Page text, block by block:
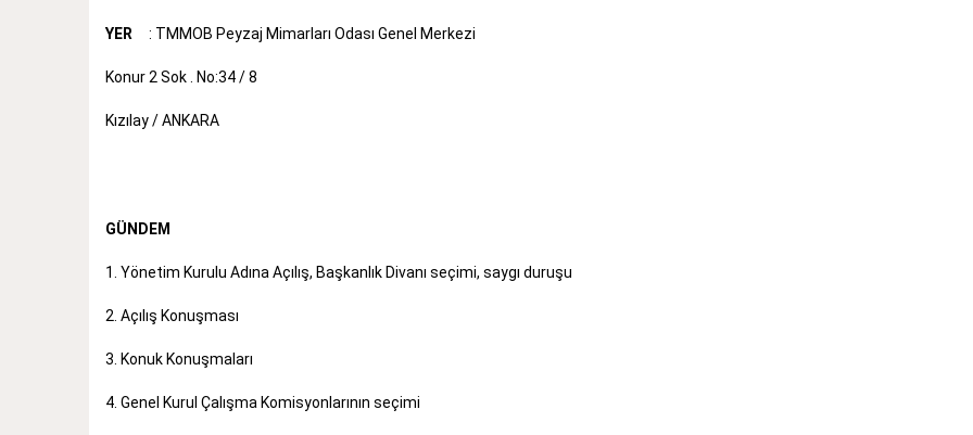
YER : TMMOB Peyzaj Mimarları Odası Genel Merkezi
Konur 2 Sok . No:34 / 8
Kızılay / ANKARA
GÜNDEM
1. Yönetim Kurulu Adına Açılış, Başkanlık Divanı seçimi, saygı duruşu
2. Açılış Konuşması
3. Konuk Konuşmaları
4. Genel Kurul Çalışma Komisyonlarının seçimi